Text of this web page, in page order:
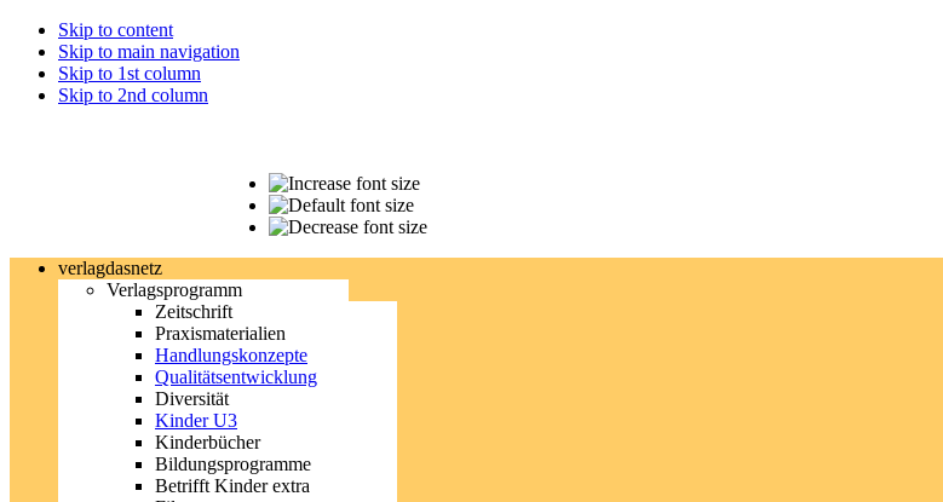
Skip to content
Skip to main navigation
Skip to 1st column
Skip to 2nd column
verlagdasnetz
Verlagsprogramm
Zeitschrift
Praxismaterialien
Handlungskonzepte
Qualitätsentwicklung
Diversität
Kinder U3
Kinderbücher
Bildungsprogramme
Betrifft Kinder extra